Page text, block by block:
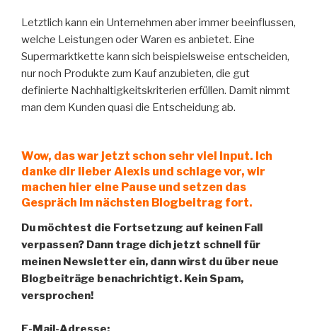
Letztlich kann ein Unternehmen aber immer beeinflussen,
welche Leistungen oder Waren es anbietet. Eine
Supermarktkette kann sich beispielsweise entscheiden,
nur noch Produkte zum Kauf anzubieten, die gut
definierte Nachhaltigkeitskriterien erfüllen. Damit nimmt
man dem Kunden quasi die Entscheidung ab.
Wow, das war jetzt schon sehr viel Input. Ich
danke dir lieber Alexis und schlage vor, wir
machen hier eine Pause und setzen das
Gespräch im nächsten Blogbeitrag fort.
Du möchtest die Fortsetzung auf keinen Fall
verpassen? Dann trage dich jetzt schnell für
meinen Newsletter ein, dann wirst du über neue
Blogbeiträge benachrichtigt. Kein Spam,
versprochen!